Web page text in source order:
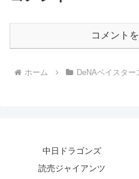
コメント
ホーム DeNAベイスター
中日ドラゴンズ
読売ジャイアンツ